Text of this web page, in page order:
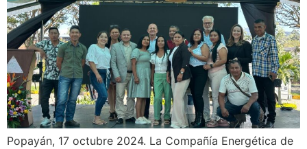
Popayán, 17 octubre 2024. La Compañía Energética de